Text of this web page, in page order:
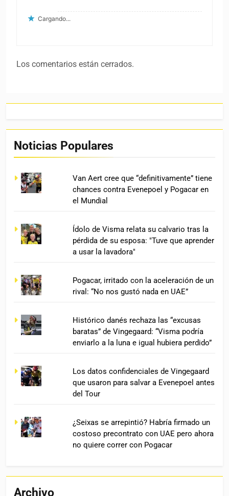
Cargando...
Los comentarios están cerrados.
Noticias Populares
Van Aert cree que “definitivamente” tiene
chances contra Evenepoel y Pogacar en
el Mundial
Ídolo de Visma relata su calvario tras la
pérdida de su esposa: "Tuve que aprender
a usar la lavadora"
Pogacar, irritado con la aceleración de un
rival: “No nos gustó nada en UAE”
Histórico danés rechaza las “excusas
baratas” de Vingegaard: “Visma podría
enviarlo a la luna e igual hubiera perdido”
Los datos confidenciales de Vingegaard
que usaron para salvar a Evenepoel antes
del Tour
¿Seixas se arrepintió? Habría firmado un
costoso precontrato con UAE pero ahora
no quiere correr con Pogacar
Archivo